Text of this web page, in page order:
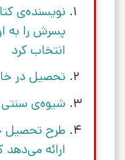
نویسنده‌ی
پسرش را به
انتخاب کرد
تحصیل در
شیوه‌ی سنتی
طرح تحصیل
ارائه می‌دهد